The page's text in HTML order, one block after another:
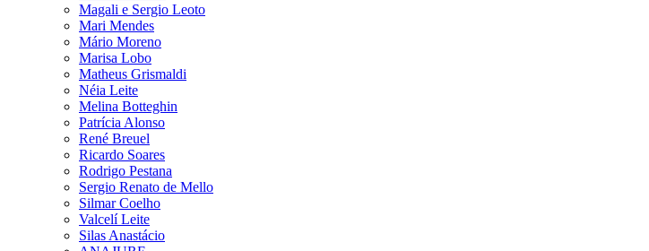
Magali e Sergio Leoto
Mari Mendes
Mário Moreno
Marisa Lobo
Matheus Grismaldi
Néia Leite
Melina Botteghin
Patrícia Alonso
René Breuel
Ricardo Soares
Rodrigo Pestana
Sergio Renato de Mello
Silmar Coelho
Valcelí Leite
Silas Anastácio